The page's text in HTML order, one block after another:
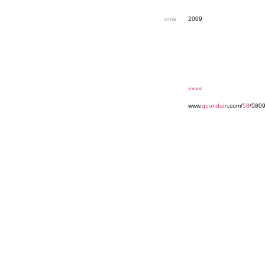
oma 2009
««««
www.quondam .com/58/